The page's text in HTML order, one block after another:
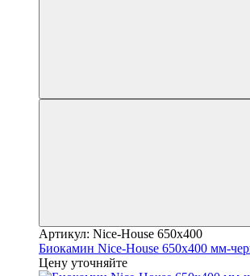
Артикул: Nice-House 650x400
Биокамин Nice-House 650x400 мм-
Цену уточняйте